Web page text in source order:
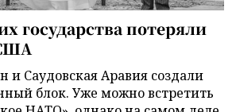
государства потеряли
и Саудовская Аравия создали
блок. Уже можно встретить